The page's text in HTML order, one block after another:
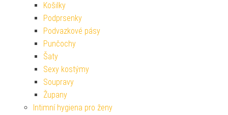
Košilky
Podprsenky
Podvazkové pásy
Punčochy
Šaty
Sexy kostýmy
Soupravy
Župany
Intimní hygiena pro ženy